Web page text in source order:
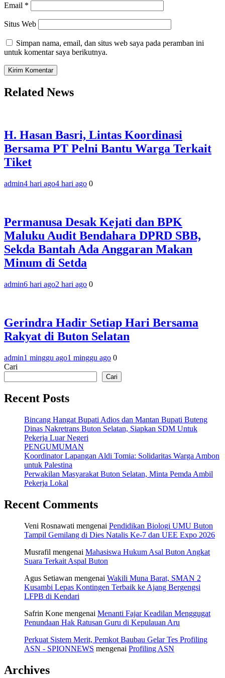
Email *
Situs Web
Simpan nama, email, dan situs web saya pada peramban ini
untuk komentar saya berikutnya.
Related News
H. Hasan Basri, Lintas Koordinasi
Bersama PT Pelni Bantu Warga Terkait
Tiket
admin4 hari ago4 hari ago 0
Permanusa Desak Kejati dan BPK
Maluku Audit Bendahara DPRD SBB,
Sekda Bantah Ada Anggaran Makan
Minum di Setda
admin6 hari ago2 hari ago 0
Gerindra Hadir Setiap Hari Bersama
Rakyat di Buton Selatan
admin1 minggu ago1 minggu ago 0
Cari
Cari
Recent Posts
Bincang Hangat Bupati Adios dan Mantan Bupati Buteng
Dinas Nakretrans Buton Selatan, Siapkan SDM Untuk
Pekerja Luar Negeri
PENGUMUMAN
Koordinator Lapangan Aldi Tomia: Solidaritas Warga Ambon
untuk Palestina
Perwakilan Masyarakat Buton Selatan, Minta Pemda Ambil
Pekerja Lokal
Recent Comments
Veni Rosnawati mengenai Pendidikan Biologi UMU Buton
Tampil Gemilang di Dies Natalis Ke-7 dan UEE Expo 2026
Musrafil mengenai Mahasiswa Hukum Asal Buton Angkat
Suara Terkait Aspal Buton
Agus Setiawan mengenai Wakili Muna Barat, SMAN 2
Kusambi Lepas Kontingen Terbaik ke Ajang Bergengsi
LFPB di Kendari
Safrin Kone mengenai Menanti Fajar Keadilan Menggugat
Penundaan Hak Ratusan Guru di Kepulauan Aru
Perkuat Sistem Merit, Pemkot Baubau Gelar Tes Profiling
ASN - SPIONNEWS mengenai Profiling ASN
Archives